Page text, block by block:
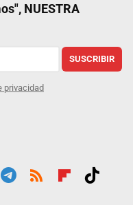
NUESTRA
SUSCRIBIR
privacidad